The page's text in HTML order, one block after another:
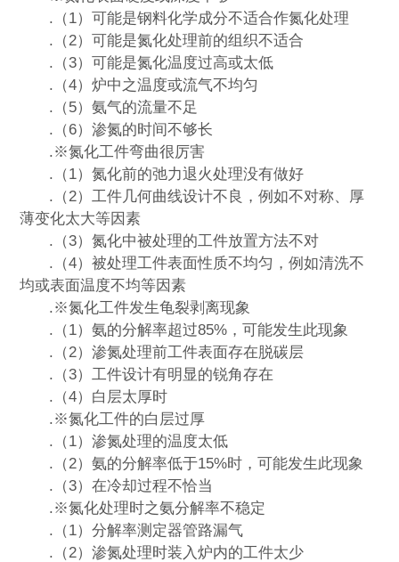
.（1）可能是钢料化学成分不适合作氮化处理
.（2）可能是氮化处理前的组织不适合
.（3）可能是氮化温度过高或太低
.（4）炉中之温度或流气不均匀
.（5）氨气的流量不足
.（6）渗氮的时间不够长
.※氮化工件弯曲很厉害
.（1）氮化前的弛力退火处理没有做好
.（2）工件几何曲线设计不良，例如不对称、厚
薄变化太大等因素
.（3）氮化中被处理的工件放置方法不对
.（4）被处理工件表面性质不均匀，例如清洗不
均或表面温度不均等因素
.※氮化工件发生龟裂剥离现象
.（1）氨的分解率超过85%，可能发生此现象
.（2）渗氮处理前工件表面存在脱碳层
.（3）工件设计有明显的锐角存在
.（4）白层太厚时
.※氮化工件的白层过厚
.（1）渗氮处理的温度太低
.（2）氨的分解率低于15%时，可能发生此现象
.（3）在冷却过程不恰当
.※氮化处理时之氨分解率不稳定
.（1）分解率测定器管路漏气
.（2）渗氮处理时装入炉内的工件太少